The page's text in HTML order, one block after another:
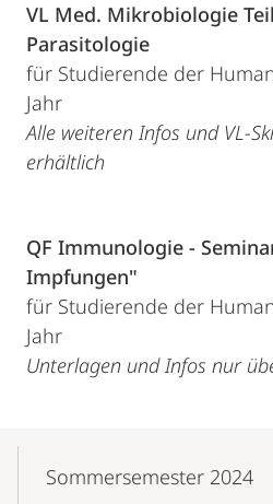
VL Med. Mikrobiologie
Parasitologie
für Studierende der
Jahr
Alle weiteren Infos und VL-
erhältlich
QF Immunologie -
Impfungen"
für Studierende der
Jahr
Unterlagen und Infos nur
NavigationSommersemester 2024